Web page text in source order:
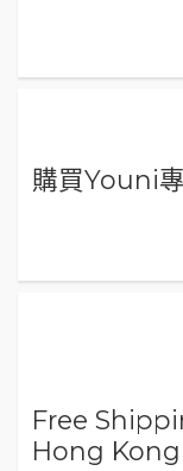
購買Youni
Free
Hong